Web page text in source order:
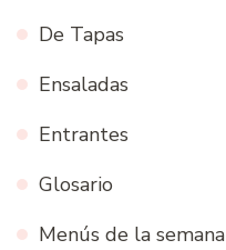
De Tapas
Ensaladas
Entrantes
Glosario
Menús de la semana